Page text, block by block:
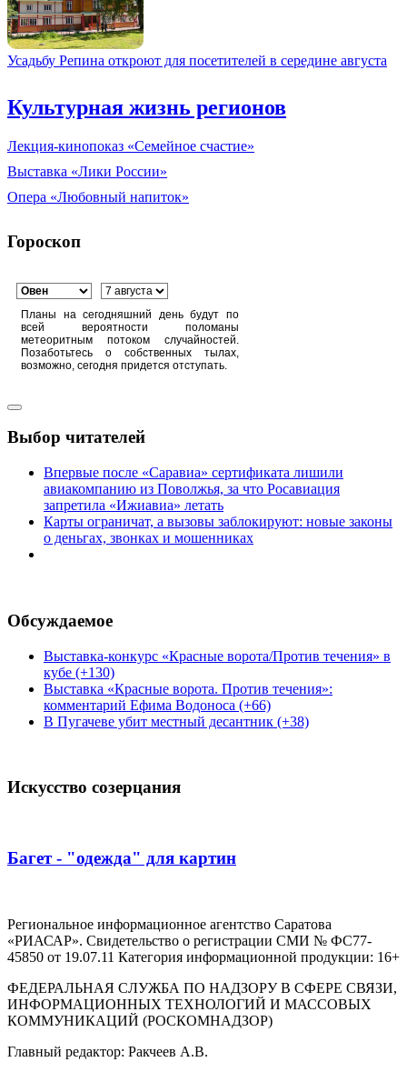
Усадьбу Репина откроют для посетителей в середине августа
Культурная жизнь регионов
Лекция-кинопоказ «Семейное счастие»
Выставка «Лики России»
Опера «Любовный напиток»
Гороскоп
Планы на сегодняшний день будут по
всей вероятности поломаны
метеоритным потоком случайностей.
Позаботьтесь о собственных тылах,
возможно, сегодня придется отступать.
Выбор читателей
Впервые после «Саравиа» сертификата лишили
авиакомпанию из Поволжья, за что Росавиация
запретила «Ижиавиа» летать
Карты ограничат, а вызовы заблокируют: новые законы
о деньгах, звонках и мошенниках
Обсуждаемое
Выставка-конкурс «Красные ворота/Против течения» в
кубе (+130)
Выставка «Красные ворота. Против течения»:
комментарий Ефима Водоноса (+66)
В Пугачеве убит местный десантник (+38)
Искусство созерцания
Багет - "одежда" для картин
Региональное информационное агентство Саратова
«РИАСАР». Свидетельство о регистрации СМИ № ФС77-
45850 от 19.07.11 Категория информационной продукции: 16+
ФЕДЕРАЛЬНАЯ СЛУЖБА ПО НАДЗОРУ В СФЕРЕ СВЯЗИ,
ИНФОРМАЦИОННЫХ ТЕХНОЛОГИЙ И МАССОВЫХ
КОММУНИКАЦИЙ (РОСКОМНАДЗОР)
Главный редактор: Ракчеев А.В.